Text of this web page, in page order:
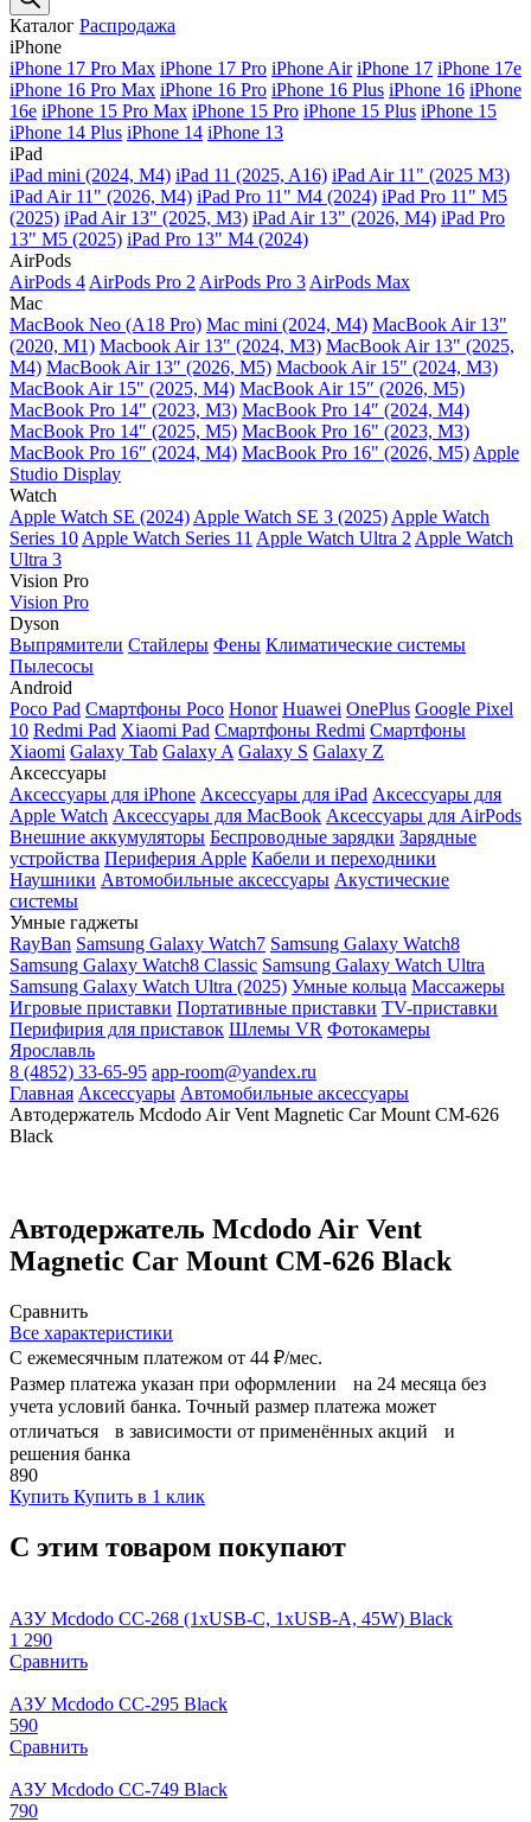
Каталог Распродажа
iPhone
iPhone 17 Pro Max iPhone 17 Pro iPhone Air iPhone 17 iPhone 17e
iPhone 16 Pro Max iPhone 16 Pro iPhone 16 Plus iPhone 16 iPhone
16e iPhone 15 Pro Max iPhone 15 Pro iPhone 15 Plus iPhone 15
iPhone 14 Plus iPhone 14 iPhone 13
iPad
iPad mini (2024, M4) iPad 11 (2025, A16) iPad Air 11" (2025 M3)
iPad Air 11" (2026, M4) iPad Pro 11" M4 (2024) iPad Pro 11" M5
(2025) iPad Air 13" (2025, M3) iPad Air 13" (2026, M4) iPad Pro
13" M5 (2025) iPad Pro 13" M4 (2024)
AirPods
AirPods 4 AirPods Pro 2 AirPods Pro 3 AirPods Max
Mac
MacBook Neo (A18 Pro) Mac mini (2024, M4) MacBook Air 13"
(2020, M1) Macbook Air 13" (2024, M3) MacBook Air 13" (2025,
M4) MacBook Air 13″ (2026, M5) Macbook Air 15" (2024, M3)
MacBook Air 15" (2025, M4) MacBook Air 15″ (2026, M5)
MacBook Pro 14" (2023, M3) MacBook Pro 14″ (2024, M4)
MacBook Pro 14″ (2025, M5) MacBook Pro 16" (2023, M3)
MacBook Pro 16″ (2024, M4) MacBook Pro 16" (2026, M5) Apple
Studio Display
Watch
Apple Watch SE (2024) Apple Watch SE 3 (2025) Apple Watch
Series 10 Apple Watch Series 11 Apple Watch Ultra 2 Apple Watch
Ultra 3
Vision Pro
Vision Pro
Dyson
Выпрямители Стайлеры Фены Климатические системы
Пылесосы
Android
Poco Pad Смартфоны Poco Honor Huawei OnePlus Google Pixel
10 Redmi Pad Xiaomi Pad Смартфоны Redmi Смартфоны
Xiaomi Galaxy Tab Galaxy A Galaxy S Galaxy Z
Аксессуары
Аксессуары для iPhone Аксессуары для iPad Аксессуары для
Apple Watch Аксессуары для MacBook Аксессуары для AirPods
Внешние аккумуляторы Беспроводные зарядки Зарядные
устройства Периферия Apple Кабели и переходники
Наушники Автомобильные аксессуары Акустические
системы
Умные гаджеты
RayBan Samsung Galaxy Watch7 Samsung Galaxy Watch8
Samsung Galaxy Watch8 Classic Samsung Galaxy Watch Ultra
Samsung Galaxy Watch Ultra (2025) Умные кольца Массажеры
Игровые приставки Портативные приставки TV-приставки
Перифирия для приставок Шлемы VR Фотокамеры
Ярославль
8 (4852) 33-65-95 app-room@yandex.ru
Главная Аксессуары Автомобильные аксессуары
Автодержатель Mcdodo Air Vent Magnetic Car Mount CM-626
Black
Автодержатель Mcdodo Air Vent
Magnetic Car Mount CM-626 Black
Сравнить
Все характеристики
С ежемесячным платежом от 44 ₽/мес.
Размер платежа указан при оформлении на 24 месяца без
учета условий банка. Точный размер платежа может
отличаться в зависимости от применённых акций и
решения банка
890
Купить Купить в 1 клик
С этим товаром покупают
АЗУ Mcdodo CC-268 (1xUSB-C, 1xUSB-A, 45W) Black
1 290
Сравнить
АЗУ Mcdodo CC-295 Black
590
Сравнить
АЗУ Mcdodo CC-749 Black
790